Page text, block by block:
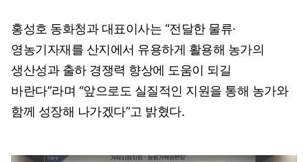
홍성호 동화청과 대표이사는 “전달한 물류·
영농기자재를 산지에서 유용하게 활용해 농가의
생산성과 출하 경쟁력 향상에 도움이 되길
바란다”라며 “앞으로도 실질적인 지원을 통해 농가와
함께 성장해 나가겠다”고 밝혔다.